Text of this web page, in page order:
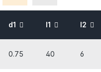
d1 l1 l2
0.75 40 6